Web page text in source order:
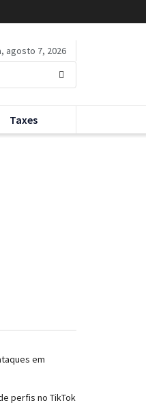
agosto 7, 2026
Taxes
em
perfis no TikTok